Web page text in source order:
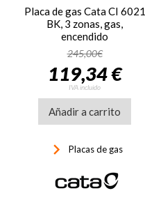
Placa de gas Cata CI 6021
BK, 3 zonas, gas,
encendido
eléctrico, cristal gas,
negro
245,00€
119,34 €
IVA incluido
Añadir a carrito
keyboard_arrow_right Placas de gas